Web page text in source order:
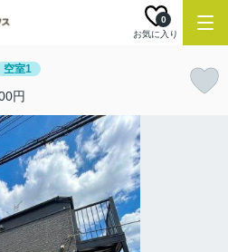
お気に入り
0
空室1
円